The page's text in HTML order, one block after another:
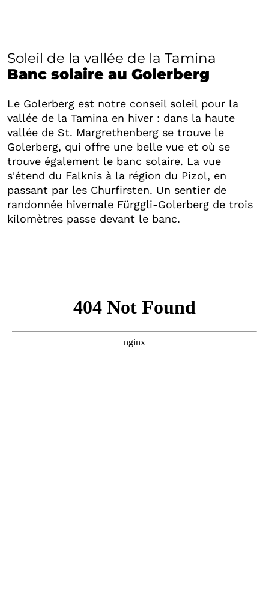
Soleil de la vallée de la Tamina
Banc solaire au Golerberg
Le Golerberg est notre conseil soleil pour la
vallée de la Tamina en hiver : dans la haute
vallée de St. Margrethenberg se trouve le
Golerberg, qui offre une belle vue et où se
trouve également le banc solaire. La vue
s'étend du Falknis à la région du Pizol, en
passant par les Churfirsten. Un sentier de
randonnée hivernale Fürggli-Golerberg de trois
kilomètres passe devant le banc.